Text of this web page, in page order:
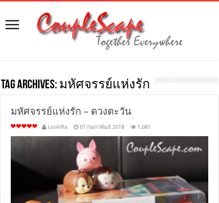
Tag Archives: มหัศจรรย์แห่งรัก
มหัศจรรย์แห่งรัก – ดวงตะวัน
LookPla 07 กุมภาพันธ์ 2018 1,081